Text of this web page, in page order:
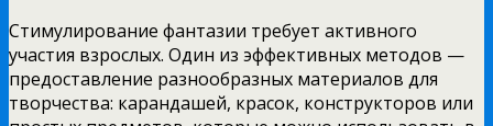
Стимулирование фантазии требует активного
участия взрослых. Один из эффективных методов —
предоставление разнообразных материалов для
творчества: карандашей, красок, конструкторов или